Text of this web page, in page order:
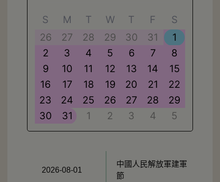
S M T W T F
S
26
27 28 29 30 31
1
2
3 4 5 6 7
8
9
10 11 12 13 14
15
16
17 18 19 20 21
22
23
24 25 26 27 28
29
30
31 1 2 3 4 5
2026-08-01
中國人民解放軍建軍
節